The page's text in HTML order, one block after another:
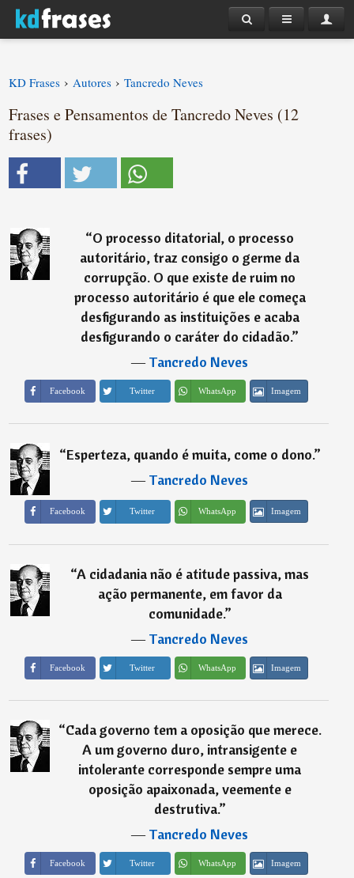
KD Frases › Autores › Tancredo Neves
Frases e Pensamentos de Tancredo Neves (12
frases)
“O processo ditatorial, o processo
autoritário, traz consigo o germe da
corrupção. O que existe de ruim no
processo autoritário é que ele começa
desfigurando as instituições e acaba
desfigurando o caráter do cidadão.”
―Tancredo Neves
Facebook Twitter WhatsApp Imagem
“Esperteza, quando é muita, come o dono.”
―Tancredo Neves
Facebook Twitter WhatsApp Imagem
“A cidadania não é atitude passiva, mas
ação permanente, em favor da
comunidade.”
―Tancredo Neves
Facebook Twitter WhatsApp Imagem
“Cada governo tem a oposição que merece.
A um governo duro, intransigente e
intolerante corresponde sempre uma
oposição apaixonada, veemente e
destrutiva.”
―Tancredo Neves
Facebook Twitter WhatsApp Imagem